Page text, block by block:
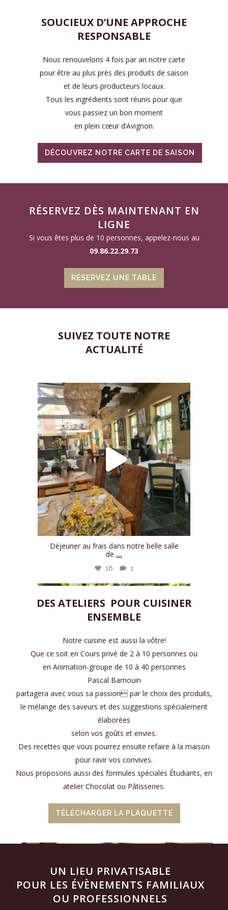
SOUCIEUX D’UNE APPROCHE
RESPONSABLE
Nous renouvelons 4 fois par an notre carte
pour être au plus près des produits de saison
et de leurs producteurs locaux.
Tous les ingrédients sont réunis pour que
vous passiez un bon moment
en plein cœur d’Avignon.
DÉCOUVREZ NOTRE CARTE DE SAISON
RÉSERVEZ DÈS MAINTENANT EN
LIGNE
Si vous êtes plus de 10 personnes, appelez-nous au
09.86.22.29.73
RÉSERVEZ UNE TABLE
SUIVEZ TOUTE NOTRE
ACTUALITÉ
maisondelatouravignon
Août 8
Déjeuner au frais dans notre belle salle
de ...
16 1
Août 1
Bye,bye Juillet et le Festival d`Avignon.
28
Juil 8
DES ATELIERS POUR CUISINER
ENSEMBLE
Notre cuisine est aussi la vôtre!
Que ce soit en Cours privé de 2 à 10 personnes ou
en Animation-groupe de 10 à 40 personnes
Pascal Barnouin
partagera avec vous sa passion par le choix des produits,
le mélange des saveurs et des suggestions spécialement
élaborées
selon vos goûts et envies.
Des recettes que vous pourrez ensuite refaire à la maison
pour ravir vos convives.
Nous proposons aussi des formules spéciales Étudiants, en
atelier Chocolat ou Pâtisseries.
TÉLÉCHARGER LA PLAQUETTE
UN LIEU PRIVATISABLE
POUR LES ÉVÈNEMENTS FAMILIAUX
OU PROFESSIONNELS